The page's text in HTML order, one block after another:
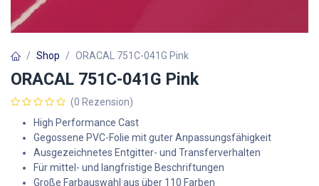
Shop ORACAL 751C-041G Pink
ORACAL 751C-041G Pink
(0 Rezension)
High Performance Cast
Gegossene PVC-Folie mit guter Anpassungsfähigkeit
Ausgezeichnetes Entgitter- und Transferverhalten
Für mittel- und langfristige Beschriftungen
Große Farbauswahl aus über 110 Farben